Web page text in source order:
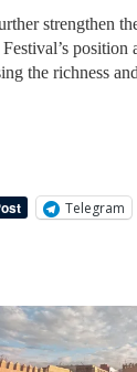
strengthen
position
the richness
Telegram